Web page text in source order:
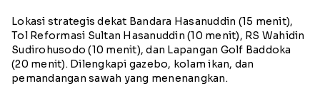
Lokasi strategis dekat Bandara Hasanuddin (15 menit),
Tol Reformasi Sultan Hasanuddin (10 menit), RS Wahidin
Sudirohusodo (10 menit), dan Lapangan Golf Baddoka
(20 menit). Dilengkapi gazebo, kolam ikan, dan
pemandangan sawah yang menenangkan.